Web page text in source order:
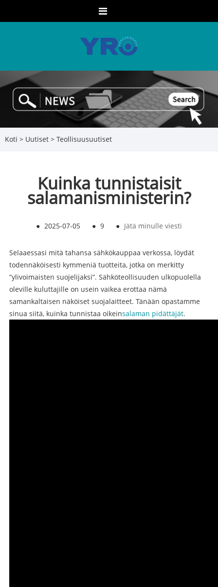
Koti > Uutiset > Teollisuusuutiset
Kuinka tunnistaisit
salamanisministerin?
● 2025-07-05 ● 9 ● Jätä minulle viesti
Selaaessasi mitä tahansa sähkökauppaa verkossa, löydät
todennäköisesti kymmeniä tuotteita, jotka on merkitty
”ylivoimaisten suojelijaksi”. Sähköteollisuuden ulkopuolella
oleville kuluttajille on usein vaikea erottaa nämä
samankaltaisen näköiset suojalaitteet. Tänään opastamme
sinua siitä, kuinka tunnistaa oikeinsalaman pidättäjät.